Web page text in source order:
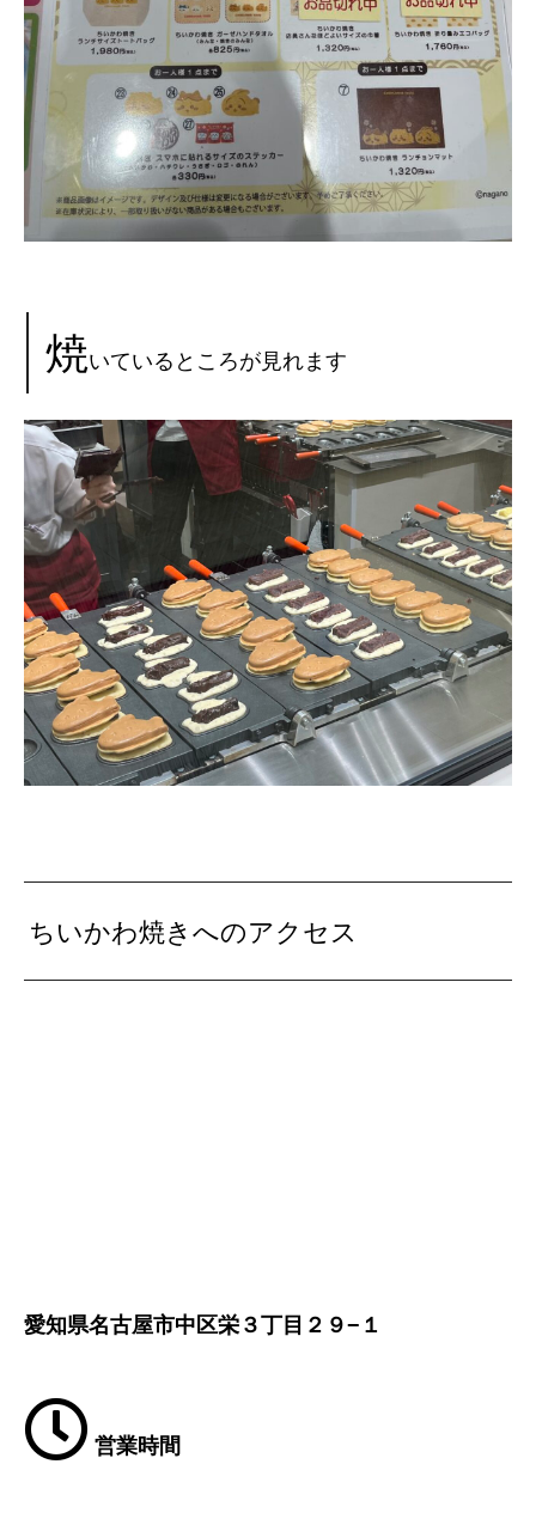
焼いているところが見れます
ちいかわ焼きへのアクセス
愛知県名古屋市中区栄３丁目２９−１
営業時間